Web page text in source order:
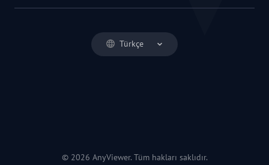
Türkçe
© 2026 AnyViewer. Tüm hakları saklıdır.